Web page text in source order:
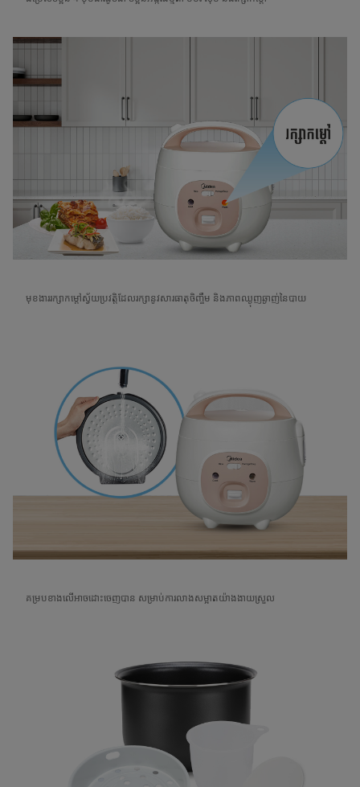
មុខងាររក្សាកម្ដៅស្វ័យប្រវត្តិដែលរក្សានូវសារធាតុចិញ្ចឹម និងភាពឈ្ងុញឆ្ងាញ់នៃបាយ
គម្របខាងលើអាចដោះចេញបាន សម្រាប់ការលាងសម្អាតយ៉ាងងាយស្រួល